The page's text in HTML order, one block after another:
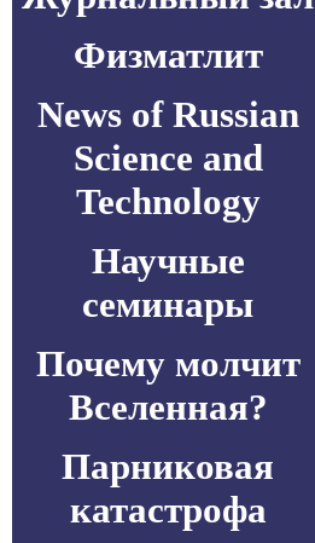
Физматлит
News of Russian
Science and
Technology
Научные
семинары
Почему молчит
Вселенная?
Парниковая
катастрофа